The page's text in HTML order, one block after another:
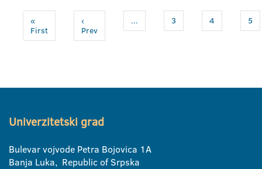
«
First
‹
Prev
... 3 4 5
Univerzitetski grad
Bulevar vojvode Petra Bojovica 1A
Banja Luka, Republic of Srpska